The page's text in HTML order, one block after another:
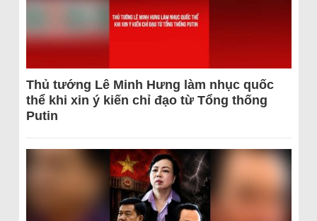
Thủ tướng Lê Minh Hưng làm nhục quốc
thể khi xin ý kiến chỉ đạo từ Tổng thống
Putin